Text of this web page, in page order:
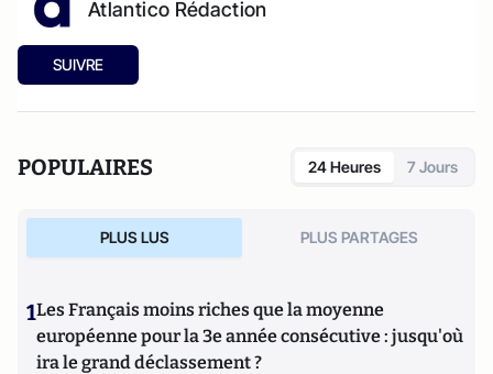
Atlantico Rédaction
SUIVRE
POPULAIRES 24 Heures 7 Jours
PLUS LUS PLUS PARTAGES
1Les Français moins riches que la moyenne
européenne pour la 3e année consécutive : jusqu'où
ira le grand déclassement ?